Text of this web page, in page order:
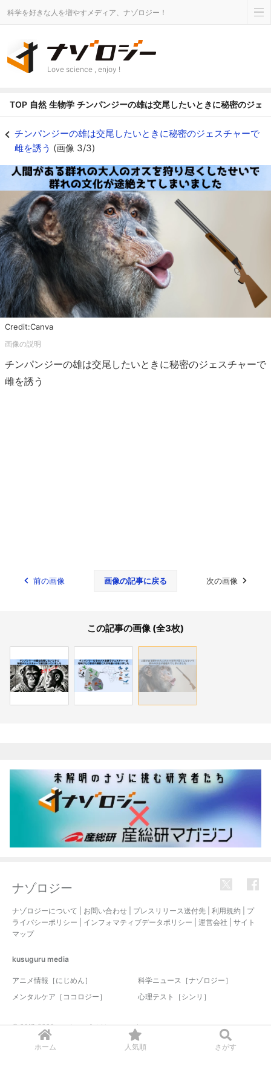
ホーム 人気順 さがす
科学を好きな人を増やすメディア、ナゾロジー！
Love science , enjoy !
TOP 自然 生物学 チンパンジーの雄は交尾したいときに秘密のジェ
チンパンジーの雄は交尾したいときに秘密のジェスチャーで
雌を誘う (画像 3/3)
Credit:Canva
チンパンジーの雄は交尾したいときに秘密のジェスチャーで
雌を誘う
前の画像 画像の記事に戻る 次の画像
この記事の画像 (全3枚)
ナゾロジー
ナゾロジーについて お問い合わせ プレスリリース送付先 利用規約
プ
ライバシーポリシー
インフォマティブデータポリシー 運営会社
サイト
マップ
kusuguru media
アニメ情報［にじめん］
科学ニュース［ナゾロジー］
メンタルケア［ココロジー］
心理テスト［シンリ］
© 2017-2026 nazology. all rights reserved.